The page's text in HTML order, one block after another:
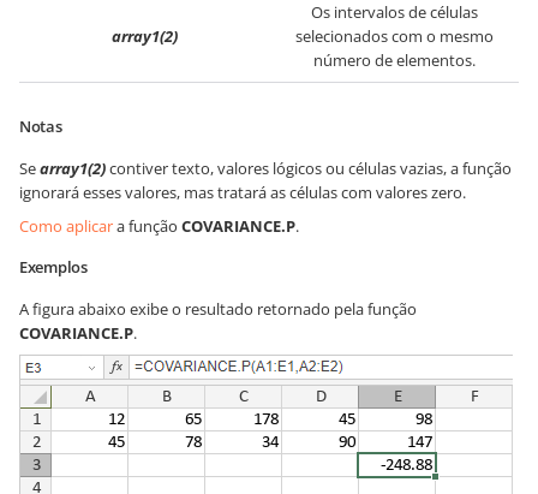
array1(2)
Os intervalos de células
selecionados com o mesmo
número de elementos.
Notas
Searray1(2)contiver texto, valores lógicos ou células vazias, a função
ignorará esses valores, mas tratará as células com valores zero.
Como aplicara função COVARIANCE.P.
Exemplos
A figura abaixo exibe o resultado retornado pela função
COVARIANCE.P.